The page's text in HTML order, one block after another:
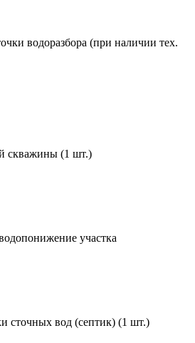
водоразбора (при наличии тех.
скважины (1 шт.)
участка
сточных вод (септик) (1 шт.)